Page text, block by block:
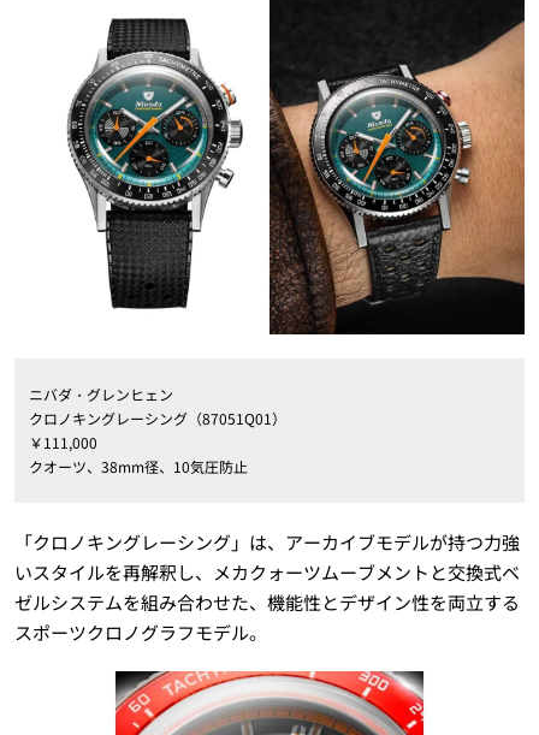
ニバダ・グレンヒェン
クロノキングレーシング（87051Q01）
￥111,000
クオーツ、38mm径、10気圧防止
「クロノキングレーシング」は、アーカイブモデルが持つ力強
いスタイルを再解釈し、メカクォーツムーブメントと交換式ベ
ゼルシステムを組み合わせた、機能性とデザイン性を両立する
スポーツクロノグラフモデル。